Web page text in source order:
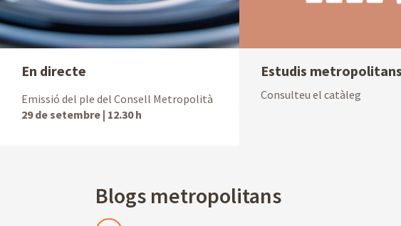
En directe
Emissió del ple del Consell Metropolità
29 de setembre | 12.30 h
Estudis metropolitans
Consulteu el catàleg
Blogs metropolitans